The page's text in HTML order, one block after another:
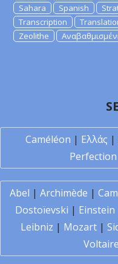
Sahara
Spanish
Transcription
Zeolithe
Caméléon | Ελλάς |
Perfection
Abel | Archimède |
Dostoïevski | Einstein
Leibniz | Mozart |
Voltaire